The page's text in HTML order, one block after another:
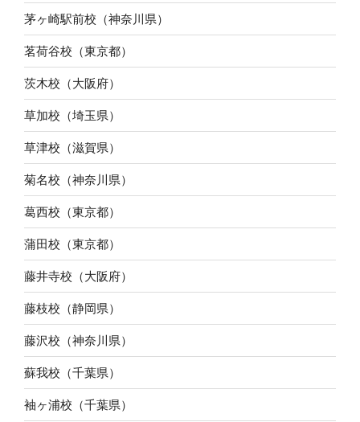
茅ヶ崎駅前校（神奈川県）
茗荷谷校（東京都）
茨木校（大阪府）
草加校（埼玉県）
草津校（滋賀県）
菊名校（神奈川県）
葛西校（東京都）
蒲田校（東京都）
藤井寺校（大阪府）
藤枝校（静岡県）
藤沢校（神奈川県）
蘇我校（千葉県）
袖ヶ浦校（千葉県）